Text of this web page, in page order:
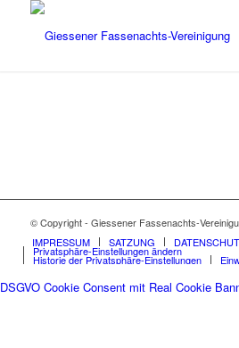
© Copyright - Giessener Fassenachts-
IMPRESSUM
SATZUNG
Privatsphäre-Einstellungen ändern
Historie der Privatsphäre-Einstellungen
DSGVO Cookie Consent mit Real Cookie